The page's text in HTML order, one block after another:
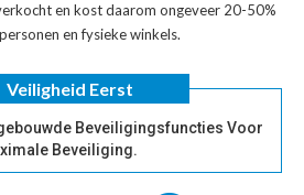
en kost daarom ongeveer 20-50%
en fysieke winkels.
Veiligheid Eerst
Beveiligingsfuncties Voor
Beveiliging.